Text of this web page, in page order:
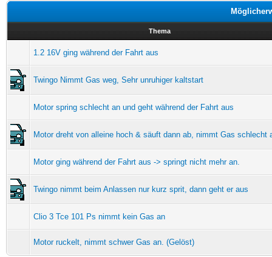
Thema
1.2 16V ging während der Fahrt aus
Twingo Nimmt Gas weg, Sehr unruhiger kaltstart
Motor spring schlecht an und geht während der Fahrt aus
Motor dreht von alleine hoch & säuft dann ab, nimmt Gas schlecht
Motor ging während der Fahrt aus -> springt nicht mehr an.
Twingo nimmt beim Anlassen nur kurz sprit, dann geht er aus
Clio 3 Tce 101 Ps nimmt kein Gas an
Motor ruckelt, nimmt schwer Gas an. (Gelöst)